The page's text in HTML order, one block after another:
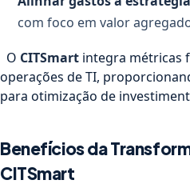
com foco em valor
O CITSmart integra métricas
operações de TI,
para otimização de
Benefícios da
CITSmart